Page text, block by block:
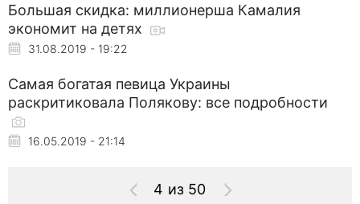
Большая скидка: миллионерша Камалия
экономит на детях
31.08.2019 - 19:22
Самая богатая певица Украины
раскритиковала Полякову: все подробности
16.05.2019 - 21:14
4 из 50